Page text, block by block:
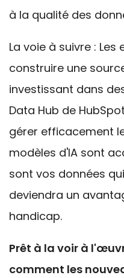
à la qualité des
La voie à suivre :
construire une
investissant dans
Data Hub de
gérer efficacement
modèles d'IA sont
sont vos données
deviendra un
handicap.
Prêt à la voir à
comment les